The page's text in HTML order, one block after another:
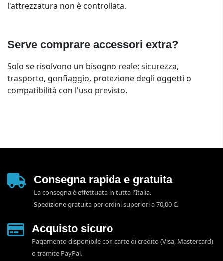
l'attrezzatura non è controllata.
Serve comprare accessori extra?
Solo se risolvono un bisogno reale: sicurezza,
trasporto, gonfiaggio, protezione degli oggetti o
compatibilità con l'uso previsto.
Consegna rapida e gratuita
La consegna è effettuata in tutta l'Italia.
Spedizione gratuita per ordini superiori a 70,00 €.
Acquisto sicuro
Pagamento disponibile con carte di credito (Visa, Mastercard)
o tramite PayPal.